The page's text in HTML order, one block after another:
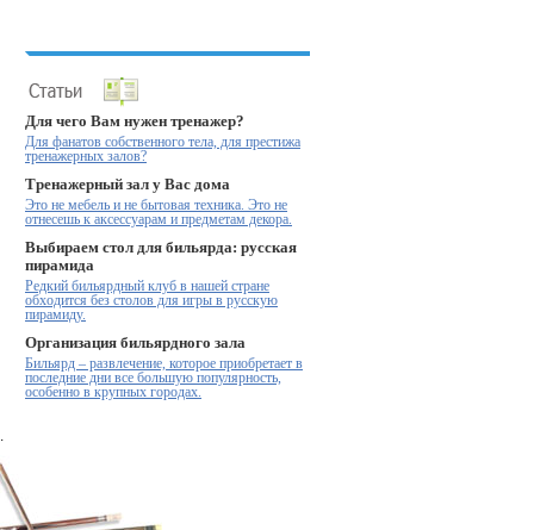
Для чего Вам нужен тренажер?
Для фанатов собственного тела, для престижа
тренажерных залов?
Тренажерный зал у Вас дома
Это не мебель и не бытовая техника. Это не
отнесешь к аксессуарам и предметам декора.
Выбираем стол для бильярда: русская
пирамида
Редкий бильярдный клуб в нашей стране
обходится без столов для игры в русскую
пирамиду.
Организация бильярдного зала
Бильярд – развлечение, которое приобретает в
последние дни все большую популярность,
особенно в крупных городах.
.